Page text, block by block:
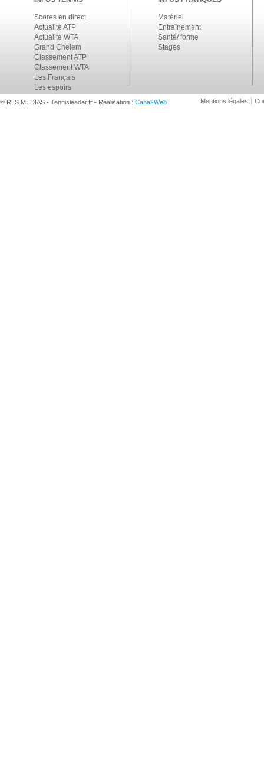
Scores en direct
Actualité ATP
Actualité WTA
Grand Chelem
Classement ATP
Classement WTA
Les Français
Les espoirs
Matériel
Entraînement
Santé/ forme
Stages
© RLS MEDIAS - Tennisleader.fr - Réalisation : Canal-Web Mentions légales